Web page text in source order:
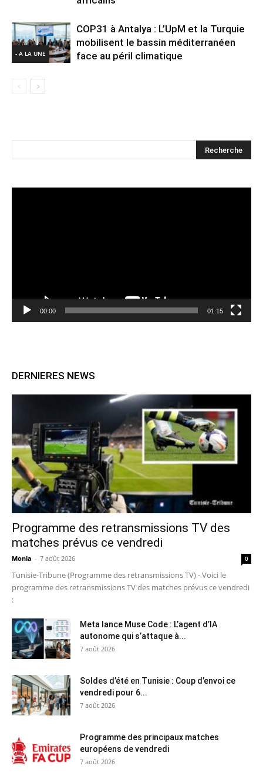
- A LA UNE
COP31 à Antalya : L’UpM et la Turquie
mobilisent le bassin méditerranéen
face au péril climatique
00:00 01:15
DERNIERES NEWS
Programme des retransmissions TV des
matches prévus ce vendredi
Monia - 7 août 2026 0
Tunisie-Tribune (Programme des retransmissions TV) - Voici le
programme des retransmissions TV des matches prévus ce vendredi
:
Meta lance Muse Code : L’agent d’IA
autonome qui s’attaque à...
7 août 2026
Soldes d’été en Tunisie : Coup d’envoi ce
vendredi pour 6...
7 août 2026
Programme des principaux matches
européens de vendredi
7 août 2026